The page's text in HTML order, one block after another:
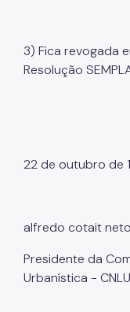
3) Fica revogada
Resolução
22 de outubro de
alfredo cotait neto
Presidente da
Urbanística - CNLU